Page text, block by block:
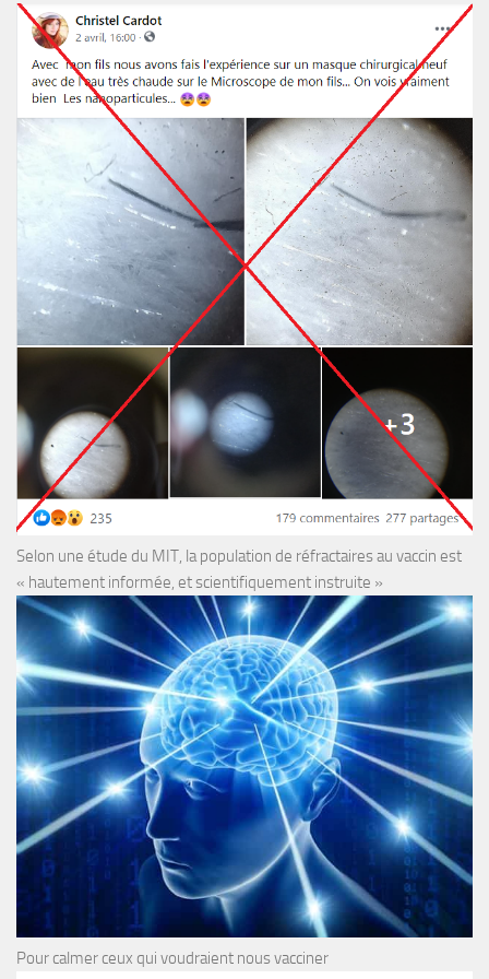
Selon une étude du MIT, la population de réfractaires au vaccin est
« hautement informée, et scientifiquement instruite »
Pour calmer ceux qui voudraient nous vacciner